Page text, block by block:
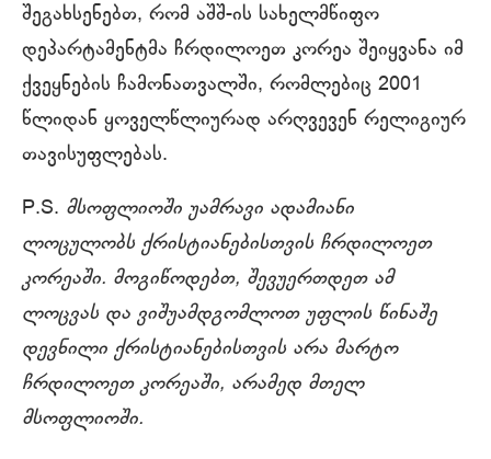
შეგახსენებთ, რომ აშშ-ის სახელმწიფო
დეპარტამენტმა ჩრდილოეთ კორეა შეიყვანა იმ
ქვეყნების ჩამონათვალში, რომლებიც 2001
წლიდან ყოველწლიურად არღვევენ რელიგიურ
თავისუფლებას.
P.S. მსოფლიოში უამრავი ადამიანი
ლოცულობს ქრისტიანებისთვის ჩრდილოეთ
კორეაში. მოგიწოდებთ, შევუერთდეთ ამ
ლოცვას და ვიშუამდგომლოთ უფლის წინაშე
დევნილი ქრისტიანებისთვის არა მარტო
ჩრდილოეთ კორეაში, არამედ მთელ
მსოფლიოში.